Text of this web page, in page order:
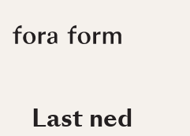
Last ned